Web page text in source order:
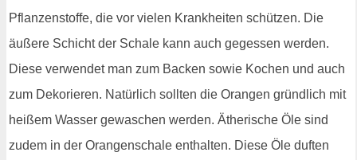
Pflanzenstoffe, die vor vielen Krankheiten schützen. Die
äußere Schicht der Schale kann auch gegessen werden.
Diese verwendet man zum Backen sowie Kochen und auch
zum Dekorieren. Natürlich sollten die Orangen gründlich mit
heißem Wasser gewaschen werden. Ätherische Öle sind
zudem in der Orangenschale enthalten. Diese Öle duften